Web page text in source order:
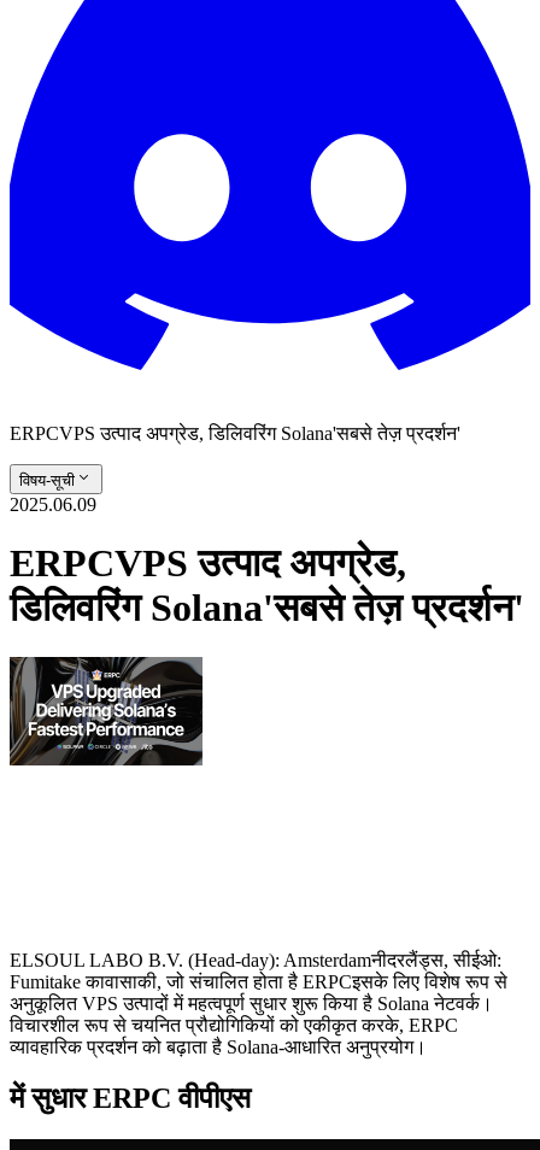
ERPCVPS उत्पाद अपग्रेड, डिलिवरिंग Solana'सबसे तेज़ प्रदर्शन'
विषय-सूची
2025.06.09
ERPCVPS उत्पाद अपग्रेड,
डिलिवरिंग Solana'सबसे तेज़ प्रदर्शन'
ELSOUL LABO B.V. (Head-day): Amsterdamनीदरलैंड्स, सीईओ:
Fumitake कावासाकी, जो संचालित होता है ERPCइसके लिए विशेष रूप से
अनुकूलित VPS उत्पादों में महत्वपूर्ण सुधार शुरू किया है Solana नेटवर्क।
विचारशील रूप से चयनित प्रौद्योगिकियों को एकीकृत करके, ERPC
व्यावहारिक प्रदर्शन को बढ़ाता है Solana-आधारित अनुप्रयोग।
में सुधार ERPC वीपीएस